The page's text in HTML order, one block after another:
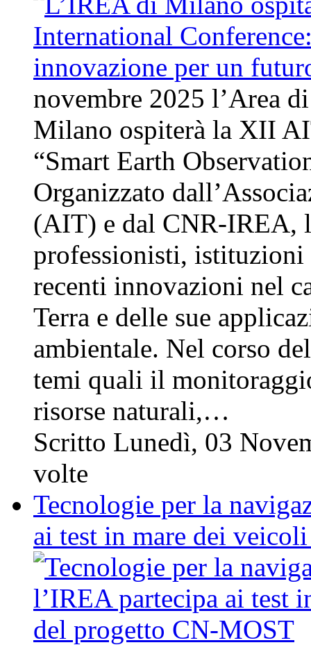
novembre 2025 l’Area
Milano ospiterà la XII
“Smart Earth
Organizzato
(AIT) e dal CNR-IREA,
professionisti, istituzioni
recenti innovazioni nel
Terra e delle sue
ambientale. Nel corso
temi quali il
risorse naturali,…
Scritto Lunedì, 03
volte
Tecnologie per la
ai test in mare dei